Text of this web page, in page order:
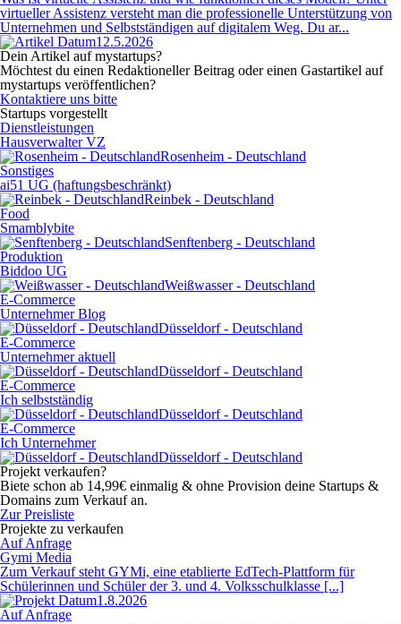
virtueller Assistenz versteht man die professionelle Unterstützung von
Unternehmen und Selbstständigen auf digitalem Weg. Du ar...
12.5.2026
Dein Artikel auf mystartups?
Möchtest du einen Redaktioneller Beitrag oder einen Gastartikel auf
mystartups veröffentlichen?
Kontaktiere uns bitte
Startups vorgestellt
Dienstleistungen
Hausverwalter VZ
Rosenheim - Deutschland
Sonstiges
ai51 UG (haftungsbeschränkt)
Reinbek - Deutschland
Food
Smamblybite
Senftenberg - Deutschland
Produktion
Biddoo UG
Weißwasser - Deutschland
E-Commerce
Unternehmer Blog
Düsseldorf - Deutschland
E-Commerce
Unternehmer aktuell
Düsseldorf - Deutschland
E-Commerce
Ich selbstständig
Düsseldorf - Deutschland
E-Commerce
Ich Unternehmer
Düsseldorf - Deutschland
Projekt verkaufen?
Biete schon ab 14,99€ einmalig & ohne Provision deine Startups &
Domains zum Verkauf an.
Zur Preisliste
Projekte zu verkaufen
Auf Anfrage
Gymi Media
Zum Verkauf steht GYMi, eine etablierte EdTech-Plattform für
Schülerinnen und Schüler der 3. und 4. Volksschulklasse [...]
1.8.2026
Auf Anfrage